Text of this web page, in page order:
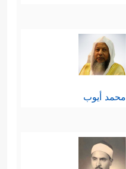
محمد أيوب